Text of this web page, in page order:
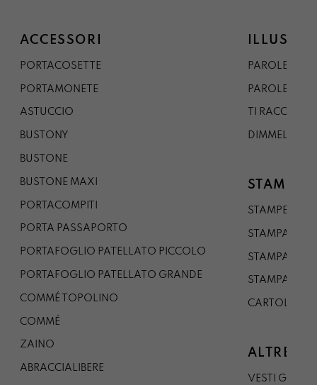
ACCESSORI
PORTACOSETTE
PORTAMONETE
ASTUCCIO
BUSTONY
BUSTONE
BUSTONE MAXI
PORTACOMPITI
PORTA PASSAPORTO
PORTAFOGLIO PATELLATO PICCOLO
PORTAFOGLIO PATELLATO GRANDE
COMMÉ TOPOLINO
COMMÉ
ZAINO
ABRACCIALIBERE
PAROLE DAL
PAROLE DA
TI
DIMMELO
STAMPE
STAMPE A5
STAMPA A3
STAMPA A1
STAMPA A0
CARTOLINA
ALTRE
VESTI